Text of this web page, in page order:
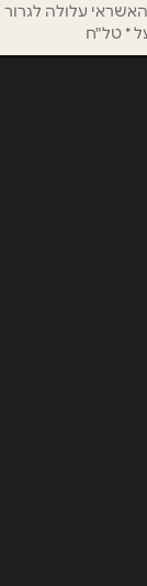
עלולה לגרור
* טל"ח